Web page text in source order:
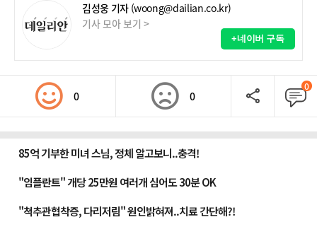
김성웅 기자 (woong@dailian.co.kr)
기사 모아 보기 >
+네이버 구독
0 0
0